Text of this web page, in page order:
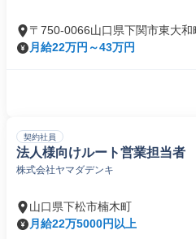
〒750-0066山口県下関市東大和
月給22万円～43万円
契約社員
法人様向けルート営業担当者
株式会社ヤマダデンキ
山口県下松市楠木町
月給22万5000円以上